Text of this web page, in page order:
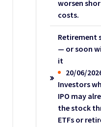
worsen
costs.
Retirement
— or soon
it
20/06/
Investors
IPO may
the stock
ETFs or